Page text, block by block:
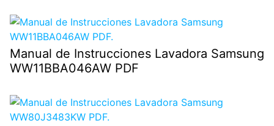
Manual de Instrucciones Lavadora Samsung
WW11BBA046AW PDF